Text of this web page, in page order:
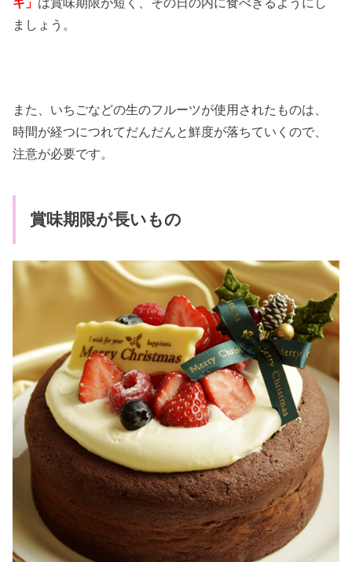
ましょう。
また、いちごなどの生のフルーツが使用されたものは、
時間が経つにつれてだんだんと鮮度が落ちていくので、
注意が必要です。
賞味期限が長いもの